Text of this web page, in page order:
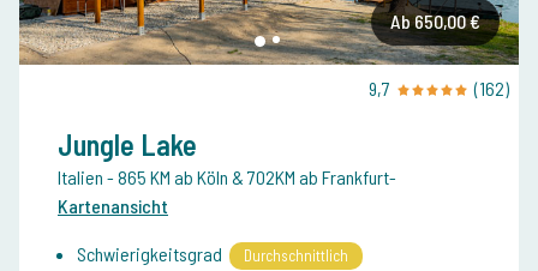
Ab 650,00 €
9,7 (162)
Jungle Lake
Italien - 865 KM ab Köln & 702KM ab Frankfurt-
Kartenansicht
Schwierigkeitsgrad Durchschnittlich